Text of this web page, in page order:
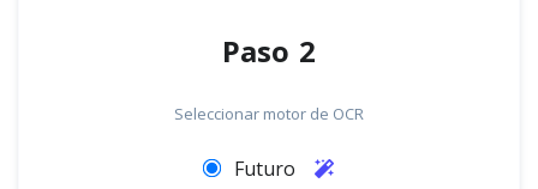
Paso 2
Seleccionar motor de OCR
Futuro